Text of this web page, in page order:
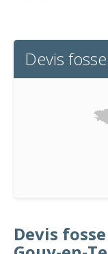
Devis
Devis